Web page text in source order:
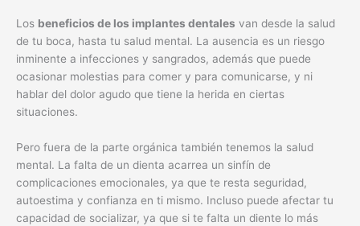
Los beneficios de los implantes dentales van desde la salud
de tu boca, hasta tu salud mental. La ausencia es un riesgo
inminente a infecciones y sangrados, además que puede
ocasionar molestias para comer y para comunicarse, y ni
hablar del dolor agudo que tiene la herida en ciertas
situaciones.
Pero fuera de la parte orgánica también tenemos la salud
mental. La falta de un dienta acarrea un sinfín de
complicaciones emocionales, ya que te resta seguridad,
autoestima y confianza en ti mismo. Incluso puede afectar tu
capacidad de socializar, ya que si te falta un diente lo más